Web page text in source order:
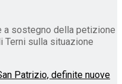
a sostegno della petizione
Terni sulla situazione